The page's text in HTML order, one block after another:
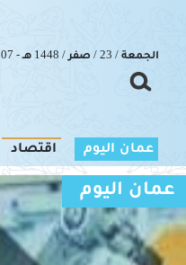
الجمعة / 23 / صفر / 1448 هـ - 07 أغسطس 2026 م
عمان اليوم اقتصاد
عمان اليوم